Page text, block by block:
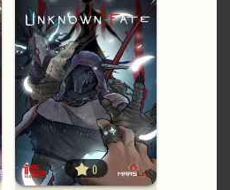
0